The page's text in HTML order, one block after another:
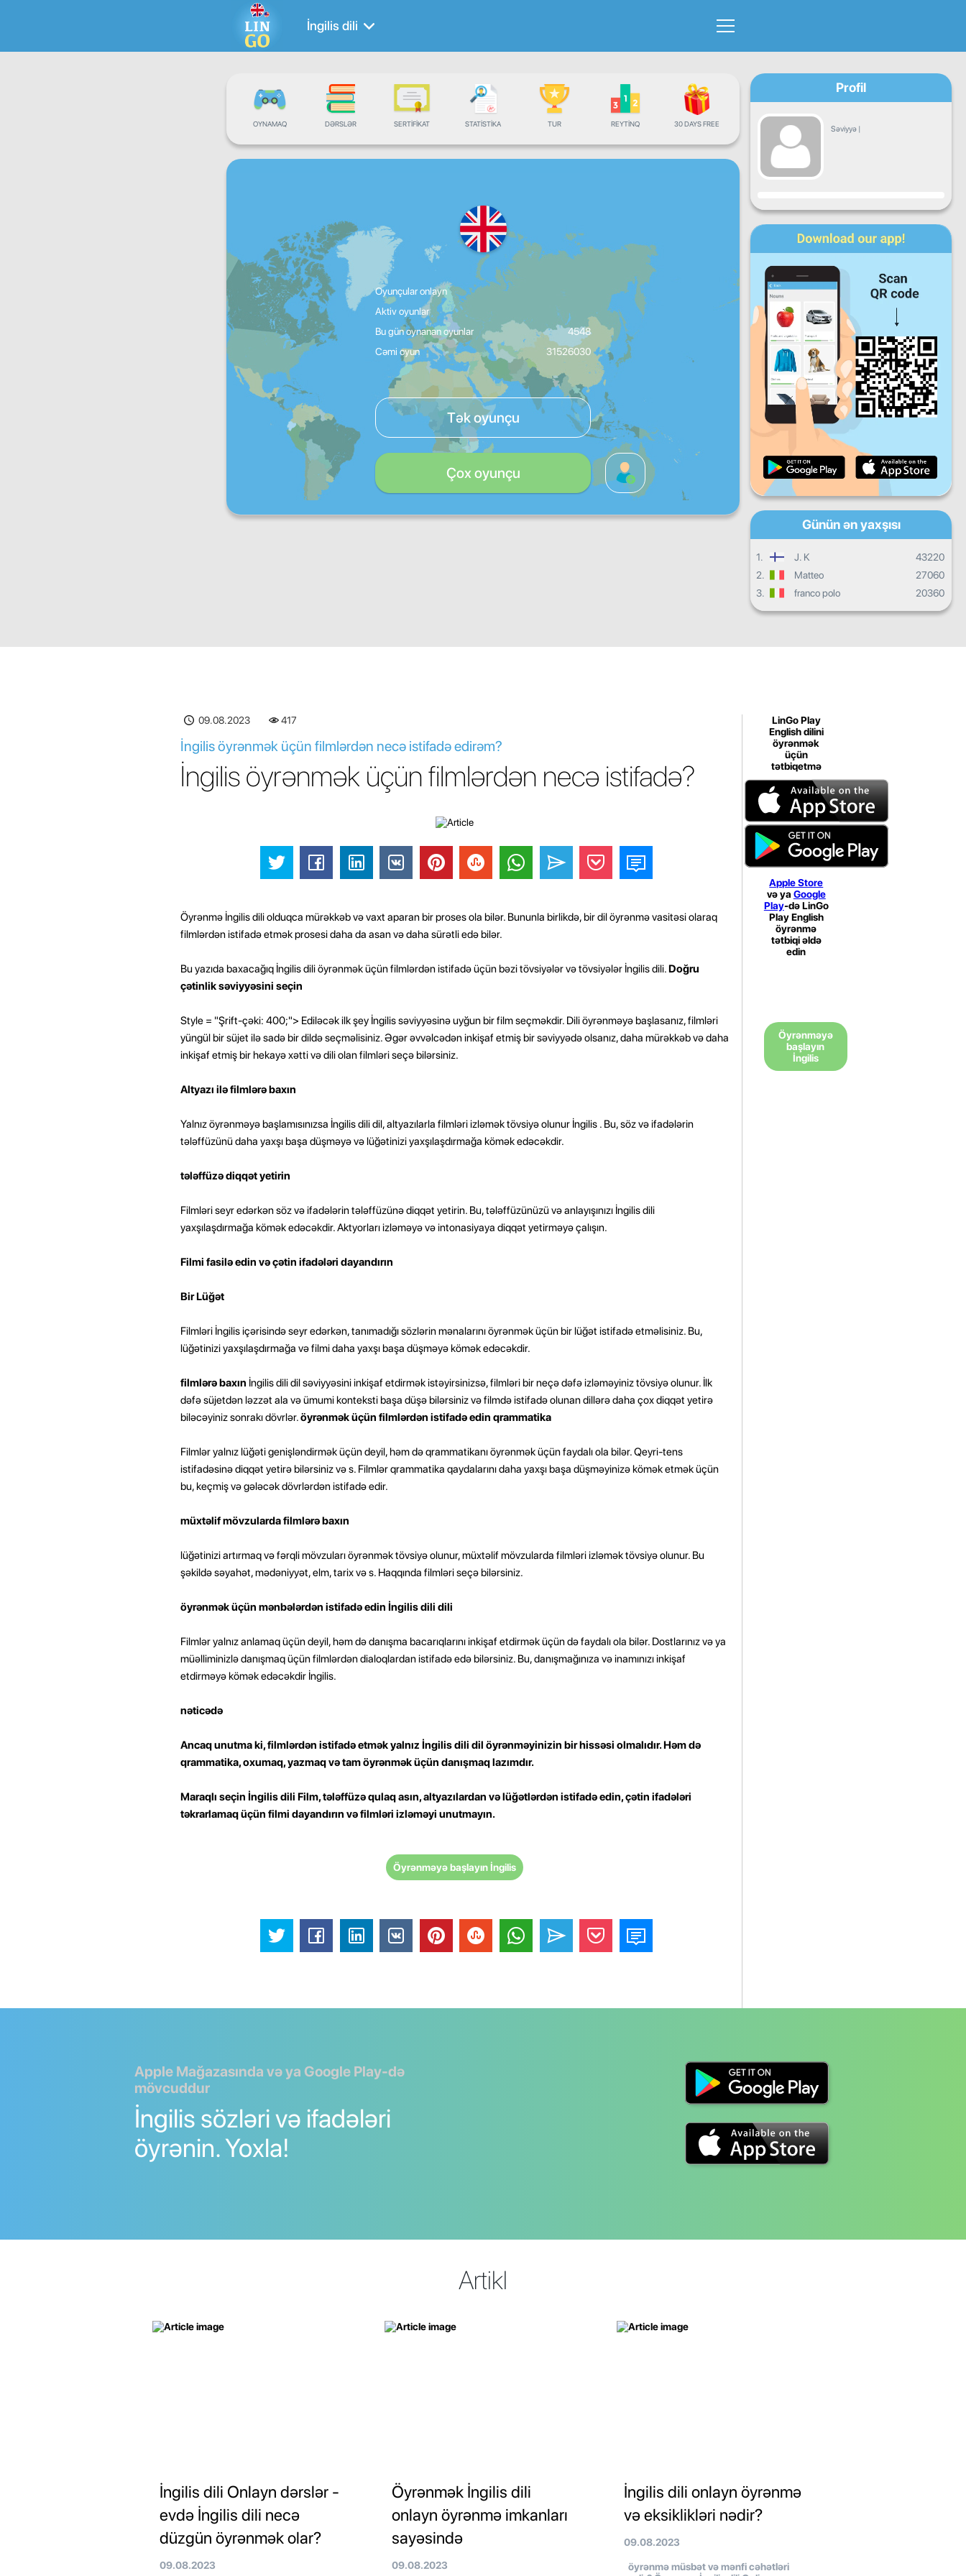
İngilis dili
OYNAMAQ DƏRSLƏR SERTIFIKAT STATISTIKA TUR REYTINQ 30 DAYS FREE
Oyunçular onlayn
Aktiv oyunlar
Bu gün oynanan oyunlar
4548
Cəmi oyun
31526030
Tək oyunçu
Çox oyunçu
Profil
Səviyyə |
Proqress
Bazar
Ertəsi axşamı
Çərşənbə Cümə
Şənbə Bazar
Gündəlik inkişaf
Aylıq tərəqqi
Ümumilikdə irəliləyiş
Günün ən yaxşısı
1. J. K
43220
2.
Matteo
27060
3.
franco polo 20360
09.08.2023 417
İngilis öyrənmək üçün filmlərdən necə istifadə edirəm?
İngilis öyrənmək üçün filmlərdən necə istifadə?
Öyrənmə İngilis dili olduqca mürəkkəb və vaxt aparan bir proses ola bilər. Bununla birlikdə, bir dil öyrənmə vasitəsi olaraq
filmlərdən istifadə etmək prosesi daha da asan və daha sürətli edə bilər.
Bu yazıda baxacağıq İngilis dili öyrənmək üçün filmlərdən istifadə üçün bəzi tövsiyələr və tövsiyələr İngilis dili.Doğru
çətinlik səviyyəsini seçin
Style = "Şrift-çəki: 400;"> Ediləcək ilk şey İngilis səviyyəsinə uyğun bir film seçməkdir. Dili öyrənməyə başlasanız, filmləri
yüngül bir süjet ilə sadə bir dildə seçməlisiniz. Əgər əvvəlcədən inkişaf etmiş bir səviyyədə olsanız, daha mürəkkəb və daha
inkişaf etmiş bir hekayə xətti və dili olan filmləri seçə bilərsiniz.
Altyazı ilə filmlərə baxın
Yalnız öyrənməyə başlamısınızsa İngilis dili dil, altyazılarla filmləri izləmək tövsiyə olunur İngilis . Bu, söz və ifadələrin
tələffüzünü daha yaxşı başa düşməyə və lüğətinizi yaxşılaşdırmağa kömək edəcəkdir.
tələffüzə diqqət yetirin
Filmləri seyr edərkən söz və ifadələrin tələffüzünə diqqət yetirin. Bu, tələffüzünüzü və anlayışınızı İngilis dili
yaxşılaşdırmağa kömək edəcəkdir. Aktyorları izləməyə və intonasiyaya diqqət yetirməyə çalışın.
Filmi fasilə edin və çətin ifadələri dayandırın
Bir Lüğət
Filmləri İngilis içərisində seyr edərkən, tanımadığı sözlərin mənalarını öyrənmək üçün bir lüğət istifadə etməlisiniz. Bu,
lüğətinizi yaxşılaşdırmağa və filmi daha yaxşı başa düşməyə kömək edəcəkdir.
filmlərə baxın İngilis dili dil səviyyəsini inkişaf etdirmək istəyirsinizsə, filmləri bir neçə dəfə izləməyiniz tövsiyə olunur. İlk
dəfə süjetdən ləzzət ala və ümumi konteksti başa düşə bilərsiniz və filmdə istifadə olunan dillərə daha çox diqqət yetirə
biləcəyiniz sonrakı dövrlər.öyrənmək üçün filmlərdən istifadə edin qrammatika
Filmlər yalnız lüğəti genişləndirmək üçün deyil, həm də qrammatikanı öyrənmək üçün faydalı ola bilər. Qeyri-tens
istifadəsinə diqqət yetirə bilərsiniz və s. Filmlər qrammatika qaydalarını daha yaxşı başa düşməyinizə kömək etmək üçün
bu, keçmiş və gələcək dövrlərdən istifadə edir.
müxtəlif mövzularda filmlərə baxın
lüğətinizi artırmaq və fərqli mövzuları öyrənmək tövsiyə olunur, müxtəlif mövzularda filmləri izləmək tövsiyə olunur. Bu
şəkildə səyahət, mədəniyyət, elm, tarix və s. Haqqında filmləri seçə bilərsiniz.
öyrənmək üçün mənbələrdən istifadə edin İngilis dili dili
Filmlər yalnız anlamaq üçün deyil, həm də danışma bacarıqlarını inkişaf etdirmək üçün də faydalı ola bilər. Dostlarınız və ya
müəlliminizlə danışmaq üçün filmlərdən dialoqlardan istifadə edə bilərsiniz. Bu, danışmağınıza və inamınızı inkişaf
etdirməyə kömək edəcəkdir İngilis.
nəticədə
Ancaq unutma ki, filmlərdən istifadə etmək yalnız İngilis dili dil öyrənməyinizin bir hissəsi olmalıdır. Həm də
qrammatika, oxumaq, yazmaq və tam öyrənmək üçün danışmaq lazımdır.
Maraqlı seçin İngilis dili Film, tələffüzə qulaq asın, altyazılardan və lüğətlərdən istifadə edin, çətin ifadələri
təkrarlamaq üçün filmi dayandırın və filmləri izləməyi unutmayın.
Öyrənməyə başlayın İngilis
LinGo Play
English dilini
öyrənmək
üçün
tətbiqetmə
Apple Store
və ya Google
Play-də LinGo
Play English
öyrənmə
tətbiqi əldə
edin
Öyrənməyə
başlayın
İngilis
Apple Mağazasında və ya Google Play-də
mövcuddur
İngilis sözləri və ifadələri
öyrənin. Yoxla!
Artikl
İngilis dili Onlayn dərslər -
evdə İngilis dili necə
düzgün öyrənmək olar?
09.08.2023
Öyrənmək İngilis dili
onlayn öyrənmə imkanları
sayəsində
09.08.2023
İngilis dili onlayn öyrənmə
və eksiklikləri nədir?
09.08.2023
öyrənmə müsbət və mənfi cəhətləri